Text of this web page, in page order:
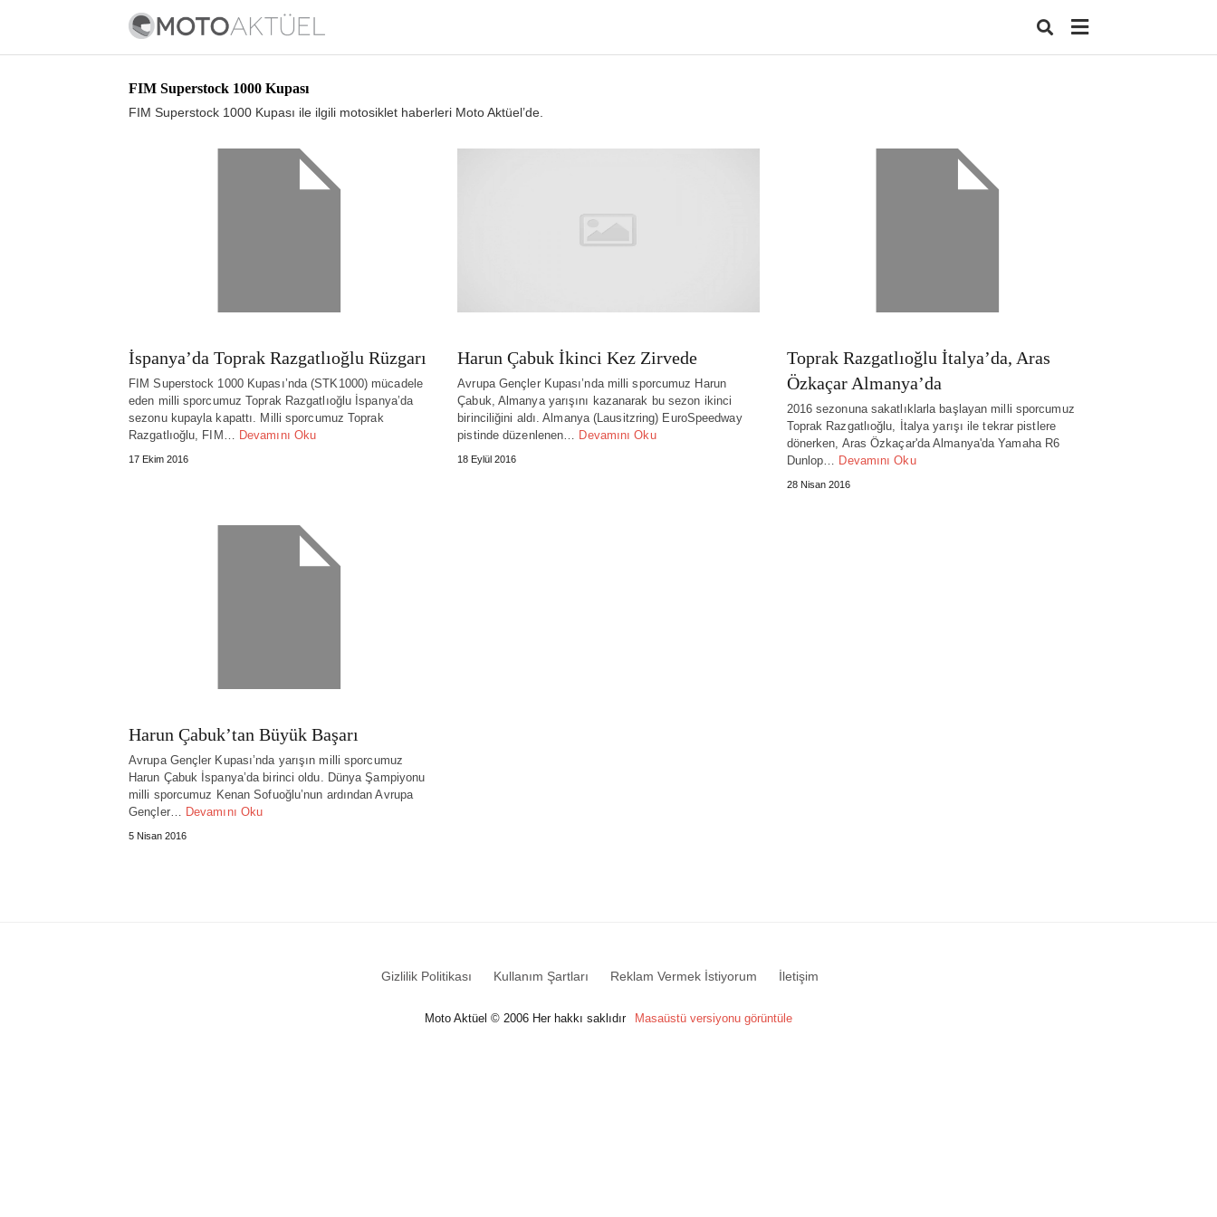
FIM Superstock 1000 Kupası
FIM Superstock 1000 Kupası ile ilgili motosiklet haberleri Moto Aktüel’de.
İspanya’da Toprak Razgatlıoğlu Rüzgarı
FIM Superstock 1000 Kupası’nda (STK1000) mücadele
eden milli sporcumuz Toprak Razgatlıoğlu İspanya’da
sezonu kupayla kapattı. Milli sporcumuz Toprak
Razgatlıoğlu, FIM… Devamını Oku
17 Ekim 2016
Harun Çabuk İkinci Kez Zirvede
Avrupa Gençler Kupası’nda milli sporcumuz Harun
Çabuk, Almanya yarışını kazanarak bu sezon ikinci
birinciliğini aldı. Almanya (Lausitzring) EuroSpeedway
pistinde düzenlenen… Devamını Oku
18 Eylül 2016
Toprak Razgatlıoğlu İtalya’da, Aras
Özkaçar Almanya’da
2016 sezonuna sakatlıklarla başlayan milli sporcumuz
Toprak Razgatlıoğlu, İtalya yarışı ile tekrar pistlere
dönerken, Aras Özkaçar'da Almanya'da Yamaha R6
Dunlop… Devamını Oku
28 Nisan 2016
Harun Çabuk’tan Büyük Başarı
Avrupa Gençler Kupası’nda yarışın milli sporcumuz
Harun Çabuk İspanya’da birinci oldu. Dünya Şampiyonu
milli sporcumuz Kenan Sofuoğlu’nun ardından Avrupa
Gençler… Devamını Oku
5 Nisan 2016
Gizlilik Politikası Kullanım Şartları Reklam Vermek İstiyorum İletişim
Moto Aktüel © 2006 Her hakkı saklıdır Masaüstü versiyonu görüntüle